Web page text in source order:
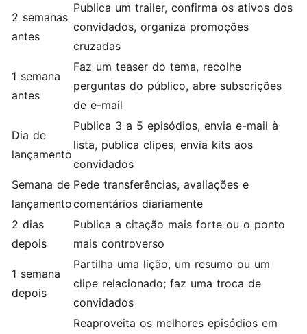
2 semanas
antes
Publica um trailer, confirma os ativos dos
convidados, organiza promoções
cruzadas
1 semana
antes
Faz um teaser do tema, recolhe
perguntas do público, abre subscrições
de e-mail
Dia de
lançamento
Publica 3 a 5 episódios, envia e-mail à
lista, publica clipes, envia kits aos
convidados
Semana de
lançamento
Pede transferências, avaliações e
comentários diariamente
2 dias
depois
Publica a citação mais forte ou o ponto
mais controverso
1 semana
depois
Partilha uma lição, um resumo ou um
clipe relacionado; faz uma troca de
convidados
Reaproveita os melhores episódios em